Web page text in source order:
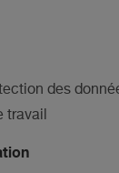
des
travail